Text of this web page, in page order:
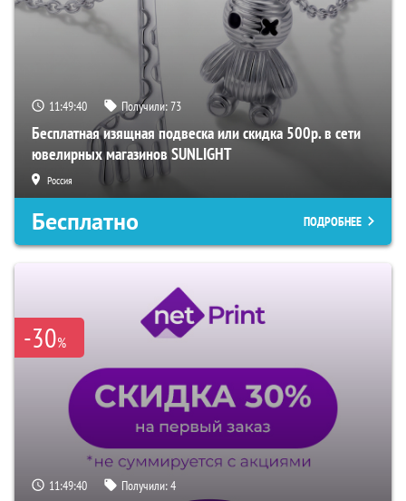
11:49:39 Получили:73
Бесплатная изящная подвеска или скидка 500р. в сети
ювелирных магазинов SUNLIGHT
Россия
Бесплатно ПОДРОБНЕЕ
-30%
11:49:39 Получили:4